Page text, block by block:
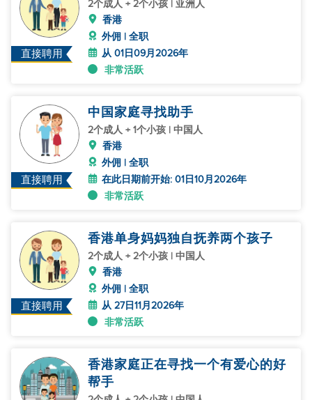
直接聘用
2个成人 + 2个小孩 | 亚洲人
香港
外佣 | 全职
从 01日09月2026年
非常活跃
直接聘用
中国家庭寻找助手
2个成人 + 1个小孩 | 中国人
香港
外佣 | 全职
在此日期前开始: 01日10月2026年
非常活跃
直接聘用
香港单身妈妈独自抚养两个孩子
2个成人 + 2个小孩 | 中国人
香港
外佣 | 全职
从 27日11月2026年
非常活跃
香港家庭正在寻找一个有爱心的好
帮手